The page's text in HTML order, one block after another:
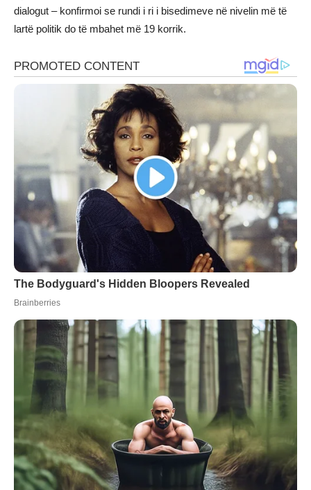
dialogut – konfirmoi se rundi i ri i bisedimeve në nivelin më të
lartë politik do të mbahet më 19 korrik.